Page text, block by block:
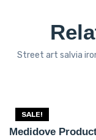
Street art salvia
SALE!
Medidove